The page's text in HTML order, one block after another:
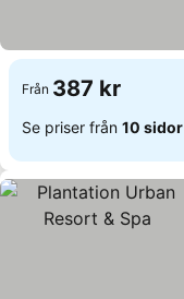
Från 387 kr
Se priser från 10 sidor